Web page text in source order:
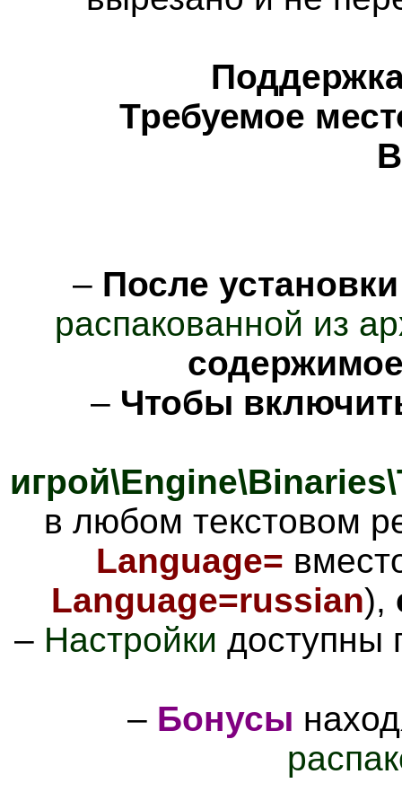
Требуемое
– После установки
распакованной из
– Чтобы
в любом текстовом
Language=
Language=russian),
– Настройки доступны
– Бонусы